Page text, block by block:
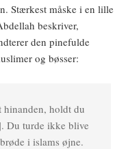
Stærkest måske i en lille
beskriver,
den pinefulde
og bøsser:
hinanden, holdt du
Du turde ikke blive
i islams øjne.